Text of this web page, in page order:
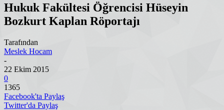
Hukuk Fakültesi Öğrencisi Hüseyin
Bozkurt Kaplan Röportajı
Tarafından
Meslek Hocam
-
22 Ekim 2015
0
1365
Facebook'ta Paylaş
Twitter'da Paylaş